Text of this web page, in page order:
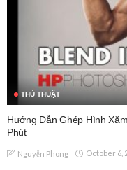
THỦ THUẬT
Hướng Dẫn Ghép Hình
Phút
Nguyễn Phong October 6,